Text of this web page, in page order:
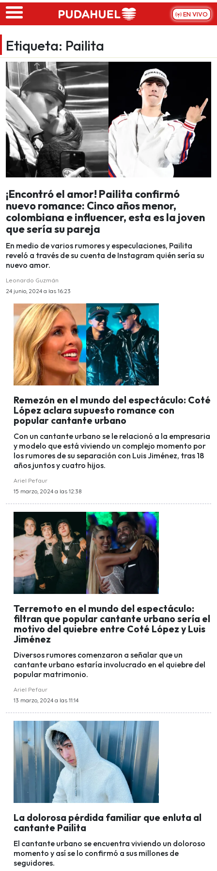
Skip to main content
EN VIVO
Etiqueta: Pailita
¡Encontró el amor! Pailita confirmó
nuevo romance: Cinco años menor,
colombiana e influencer, esta es la joven
que sería su pareja
En medio de varios rumores y especulaciones, Pailita
reveló a través de su cuenta de Instagram quién sería su
nuevo amor.
Leonardo Guzmán
24 junio, 2024 a las 16:23
Remezón en el mundo del espectáculo: Coté
López aclara supuesto romance con
popular cantante urbano
Con un cantante urbano se le relacionó a la empresaria
y modelo que está viviendo un complejo momento por
los rumores de su separación con Luis Jiménez, tras 18
años juntos y cuatro hijos.
Ariel Pefaur
15 marzo, 2024 a las 12:38
Terremoto en el mundo del espectáculo:
filtran que popular cantante urbano sería el
motivo del quiebre entre Coté López y Luis
Jiménez
Diversos rumores comenzaron a señalar que un
cantante urbano estaría involucrado en el quiebre del
popular matrimonio.
Ariel Pefaur
13 marzo, 2024 a las 11:14
La dolorosa pérdida familiar que enluta al
cantante Pailita
El cantante urbano se encuentra viviendo un doloroso
momento y así se lo confirmó a sus millones de
seguidores.